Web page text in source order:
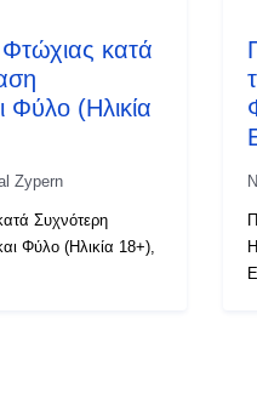
κατά
Φύλο (Ηλικία
Zypern
Συχνότερη
Φύλο (Ηλικία 18+),